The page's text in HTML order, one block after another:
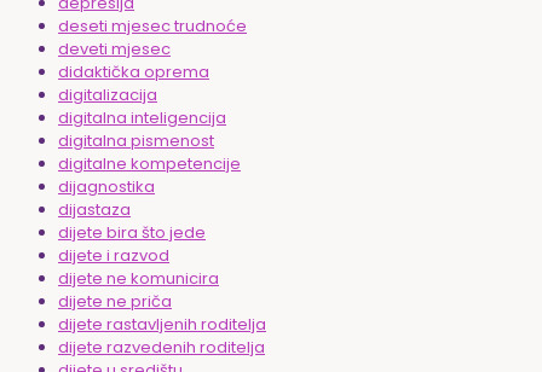
deseti mjesec trudnoće
deveti mjesec
didaktička oprema
digitalizacija
digitalna inteligencija
digitalna pismenost
digitalne kompetencije
dijagnostika
dijastaza
dijete bira što jede
dijete i razvod
dijete ne komunicira
dijete ne priča
dijete rastavljenih roditelja
dijete razvedenih roditelja